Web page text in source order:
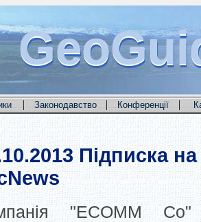
| Законодавство | Конференції |
Підписка
"ECOMM